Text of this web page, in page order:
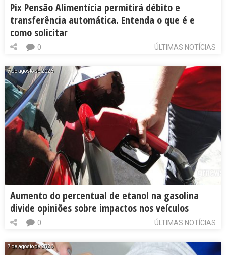
Pix Pensão Alimentícia permitirá débito e
transferência automática. Entenda o que é e
como solicitar
ÚLTIMAS NOTÍCIAS
0
7 de agosto de 2026
Aumento do percentual de etanol na gasolina
divide opiniões sobre impactos nos veículos
ÚLTIMAS NOTÍCIAS
0
7 de agosto de 2026